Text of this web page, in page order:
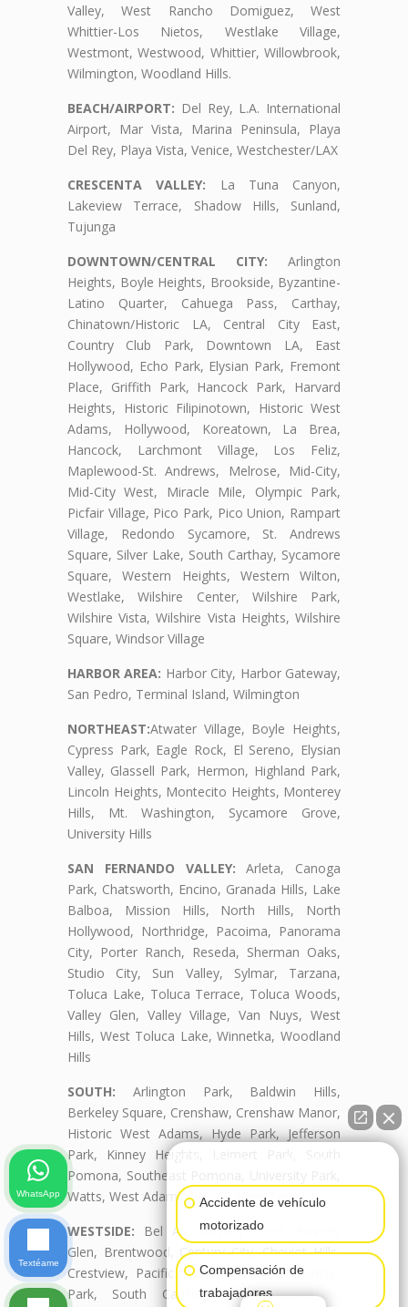
Valley, West Rancho Domiguez, West
Whittier-Los Nietos, Westlake Village,
Westmont, Westwood, Whittier, Willowbrook,
Wilmington, Woodland Hills.
BEACH/AIRPORT: Del Rey, L.A. International
Airport, Mar Vista, Marina Peninsula, Playa
Del Rey, Playa Vista, Venice, Westchester/LAX
CRESCENTA VALLEY: La Tuna Canyon,
Lakeview Terrace, Shadow Hills, Sunland,
Tujunga
DOWNTOWN/CENTRAL CITY: Arlington
Heights, Boyle Heights, Brookside, Byzantine-
Latino Quarter, Cahuega Pass, Carthay,
Chinatown/Historic LA, Central City East,
Country Club Park, Downtown LA, East
Hollywood, Echo Park, Elysian Park, Fremont
Place, Griffith Park, Hancock Park, Harvard
Heights, Historic Filipinotown, Historic West
Adams, Hollywood, Koreatown, La Brea,
Hancock, Larchmont Village, Los Feliz,
Maplewood-St. Andrews, Melrose, Mid-City,
Mid-City West, Miracle Mile, Olympic Park,
Picfair Village, Pico Park, Pico Union, Rampart
Village, Redondo Sycamore, St. Andrews
Square, Silver Lake, South Carthay, Sycamore
Square, Western Heights, Western Wilton,
Westlake, Wilshire Center, Wilshire Park,
Wilshire Vista, Wilshire Vista Heights, Wilshire
Square, Windsor Village
HARBOR AREA: Harbor City, Harbor Gateway,
San Pedro, Terminal Island, Wilmington
NORTHEAST:Atwater Village, Boyle Heights,
Cypress Park, Eagle Rock, El Sereno, Elysian
Valley, Glassell Park, Hermon, Highland Park,
Lincoln Heights, Montecito Heights, Monterey
Hills, Mt. Washington, Sycamore Grove,
University Hills
SAN FERNANDO VALLEY: Arleta, Canoga
Park, Chatsworth, Encino, Granada Hills, Lake
Balboa, Mission Hills, North Hills, North
Hollywood, Northridge, Pacoima, Panorama
City, Porter Ranch, Reseda, Sherman Oaks,
Studio City, Sun Valley, Sylmar, Tarzana,
Toluca Lake, Toluca Terrace, Toluca Woods,
Valley Glen, Valley Village, Van Nuys, West
Hills, West Toluca Lake, Winnetka, Woodland
Hills
SOUTH: Arlington Park, Baldwin Hills,
Berkeley Square, Crenshaw, Crenshaw Manor,
Historic West Adams, Hyde Park, Jefferson
Park, Kinney Heights, Leimert Park, South
Pomona, Southeast Pomona, University Park,
Watts, West Adams, West Adams Terrace
WESTSIDE: Bel Air, Beverly Crest, Beverly
Glen, Brentwood, Century City, Cheviot Hills,
Crestview, Pacific Palisades, Palms, Rancho
Park, South Carthay, South Robertson,
Accidente de vehículo
motorizado
Compensación de
trabajadores
WhatsApp
Textéame